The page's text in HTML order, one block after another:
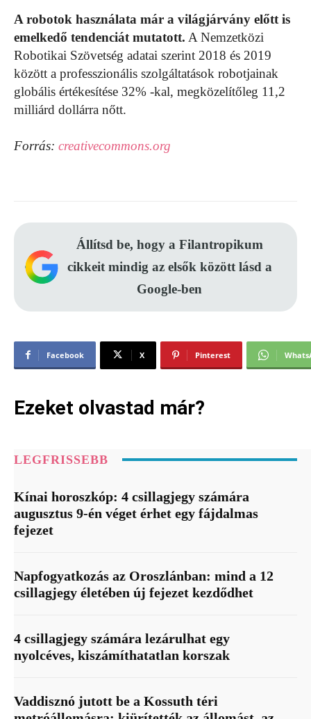
A robotok használata már a világjárvány előtt is
emelkedő tendenciát mutatott. A Nemzetközi
Robotikai Szövetség adatai szerint 2018 és 2019
között a professzionális szolgáltatások robotjainak
globális értékesítése 32% -kal, megközelítőleg 11,2
milliárd dollárra nőtt.
Forrás: creativecommons.org
Állítsd be, hogy a Filantropikum
cikkeit mindig az elsők között lásd a
Google-ben
Facebook X Pinterest
Ezeket olvastad már?
LEGFRISSEBB
Kínai horoszkóp: 4 csillagjegy számára
augusztus 9-én véget érhet egy fájdalmas
fejezet
Napfogyatkozás az Oroszlánban: mind a 12
csillagjegy életében új fejezet kezdődhet
4 csillagjegy számára lezárulhat egy
nyolcéves, kiszámíthatatlan korszak
Vaddisznó jutott be a Kossuth téri